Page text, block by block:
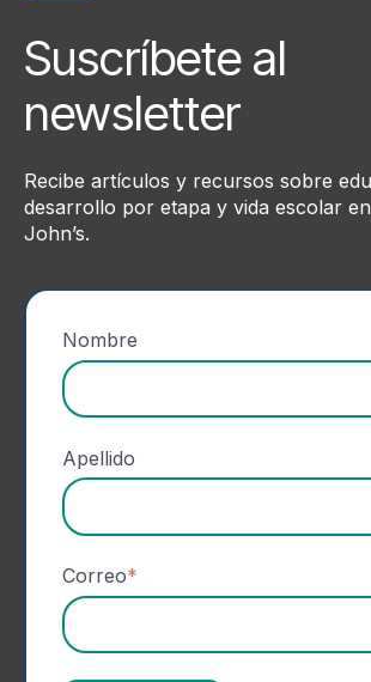
Suscríbete al
newsletter
Recibe artículos y recursos sobre
desarrollo por etapa y vida escolar
John’s.
Nombre
Apellido
Correo*